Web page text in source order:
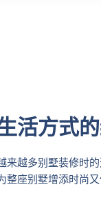
活方式
来越多别墅装修时
整座别墅增添时尚